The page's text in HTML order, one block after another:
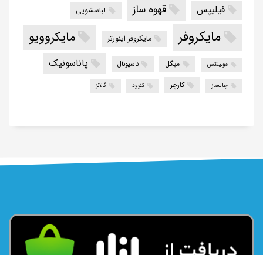
فیلیپس قهوه ساز لباسشویی
مایکروفر مایکروفر اینورتر مایکروویو
مولینکس میگل ناسیونال پاناسونیک
چایساز کارچر کنوود گالانز